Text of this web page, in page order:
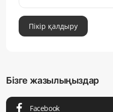
Пікір қалдыру
Бізге жазылыңыздар
Facebook